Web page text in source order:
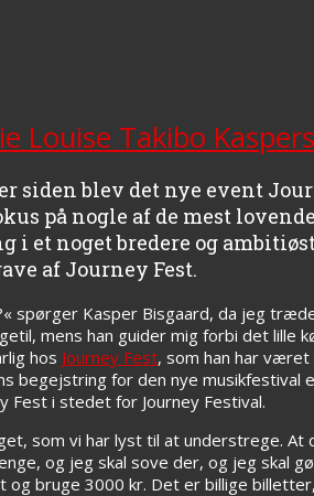
Louise Takibo
siden blev det nye event
på nogle af de mest
i et noget bredere og
af Journey Fest.
spørger Kasper Bisgaard, da jeg
mens han guider mig forbi det lille
hos Journey Fest, som han har
begejstring for den nye
Fest i stedet for Journey Festival.
som vi har lyst til at understrege. At
og jeg skal sove der, og jeg skal
og bruge 3000 kr. Det er billige